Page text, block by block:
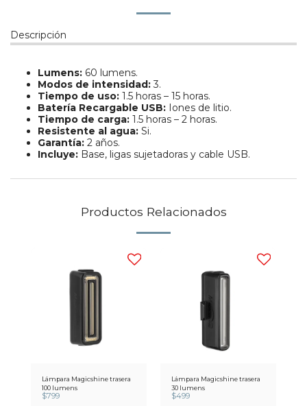
Descripción
Lumens: 60 lumens.
Modos de intensidad:3.
Tiempo de uso: 1.5 horas – 15 horas.
Batería Recargable USB: Iones de litio.
Tiempo de carga: 1.5 horas – 2 horas.
Resistente al agua: Si.
Garantía: 2 años.
Incluye: Base, ligas sujetadoras y cable USB.
Productos Relacionados
Lámpara Magicshine trasera
100 lumens
$799
Lámpara Magicshine trasera
30 lumens
$499